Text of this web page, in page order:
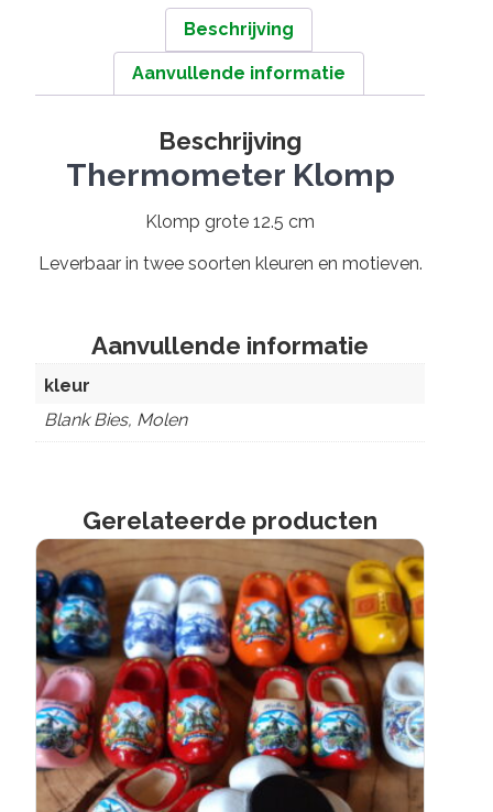
Beschrijving
Aanvullende informatie
Beschrijving
Thermometer Klomp
Klomp grote 12.5 cm
Leverbaar in twee soorten kleuren en motieven.
Aanvullende informatie
kleur
Blank Bies, Molen
Gerelateerde producten